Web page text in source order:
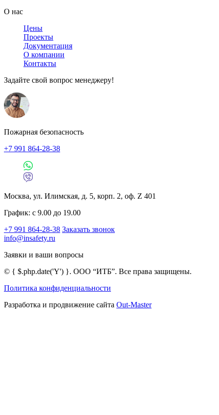
О нас
Цены
Проекты
Документация
О компании
Контакты
Задайте свой вопрос менеджеру!
Пожарная безопасность
+7 991 864-28-38
Москва, ул. Илимская, д. 5, корп. 2, оф. Z 401
График: с 9.00 до 19.00
+7 991 864-28-38 Заказать звонок
info@insafety.ru
Заявки и ваши вопросы
© { $.php.date('Y') }. ООО “ИТБ”. Все права защищены.
Политика конфиденциальности
Разработка и продвижение сайта Out-Master